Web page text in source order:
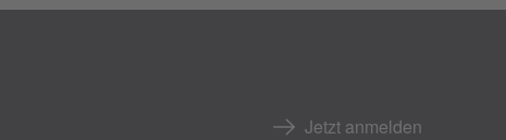
Jetzt anmelden